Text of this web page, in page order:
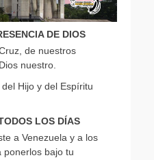
DE DIOS
de nuestros
nuestro.
Hijo y del Espíritu
LOS DÍAS
a Venezuela y a los
ponerlos bajo tu